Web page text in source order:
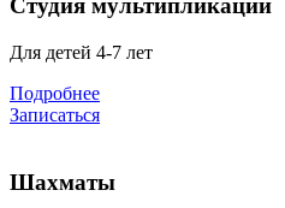
Студия мультипликации
Для детей 4-7 лет
Подробнее
Записаться
Шахматы